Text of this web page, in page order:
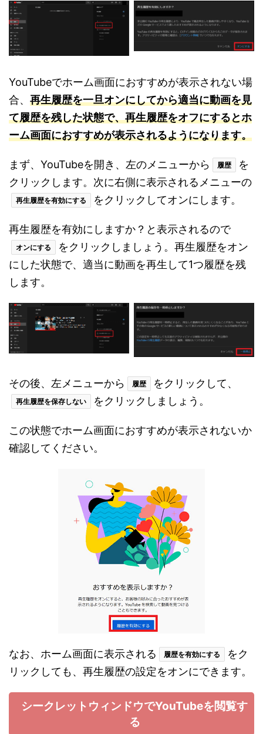
YouTubeでホーム画面におすすめが表示されない場
合、 再生履歴を一旦オンにしてから適当に動画を見
て履歴を残した状態で、再生履歴をオフにするとホ
ーム画面におすすめが表示されるようになります。
まず、YouTubeを開き、左のメニューから 履歴
を
クリックします。次に右側に表示されるメニューの
再生履歴を有効にする をクリックしてオンにします。
再生履歴を有効にしますか？と表示されるので
オンにする
をクリックしましょう。再生履歴をオン
にした状態で、適当に動画を再生して1つ履歴を残
します。
その後、左メニューから 履歴 をクリックして、
再生履歴を保存しない をクリックしましょう。
この状態でホーム画面におすすめが表示されないか
確認してください。
なお、ホーム画面に表示される 履歴を有効にする
をク
リックしても、再生履歴の設定をオンにできます。
シークレットウィンドウでYouTubeを閲覧す
る